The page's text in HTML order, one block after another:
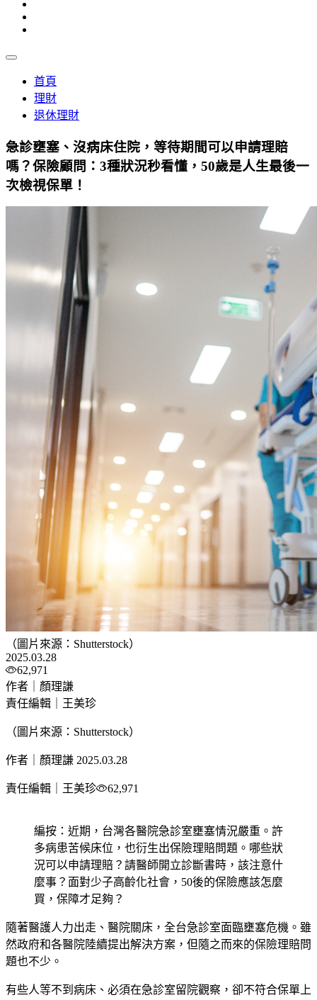
首頁
理財
退休理財
急診壅塞、沒病床住院，等待期間可以申請理賠
嗎？保險顧問：3種狀況秒看懂，50歲是人生最後一
次檢視保單！
（圖片來源：Shutterstock）
2025.03.28
62,971
作者｜顏理謙
責任編輯｜王美珍
（圖片來源：Shutterstock）
作者｜顏理謙 2025.03.28
責任編輯｜王美珍 62,971
編按：近期，台灣各醫院急診室壅塞情況嚴重。許
多病患苦候床位，也衍生出保險理賠問題。哪些狀
況可以申請理賠？請醫師開立診斷書時，該注意什
麼事？面對少子高齡化社會，50後的保險應該怎麼
買，保障才足夠？
隨著醫護人力出走、醫院關床，全台急診室面臨壅塞危機。雖
然政府和各醫院陸續提出解決方案，但隨之而來的保險理賠問
題也不少。
有些人等不到病床、必須在急診室留院觀察，卻不符合保單上